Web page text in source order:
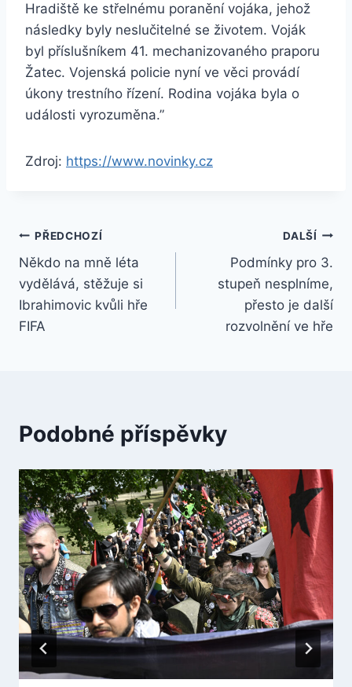
Hradiště ke střelnému poranění vojáka, jehož
následky byly neslučitelné se životem. Voják
byl příslušníkem 41. mechanizovaného praporu
Žatec. Vojenská policie nyní ve věci provádí
úkony trestního řízení. Rodina vojáka byla o
události vyrozuměna.”
Zdroj: https://www.novinky.cz
Navigace
pro
příspěvek
PŘEDCHOZÍ
Někdo na mně léta
vydělává, stěžuje si
Ibrahimovic kvůli hře
FIFA
DALŠÍ
Podmínky pro 3.
stupeň nesplníme,
přesto je další
rozvolnění ve hře
Podobné příspěvky